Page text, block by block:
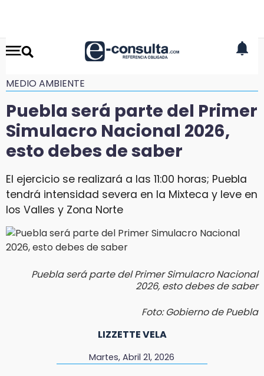
MEDIO AMBIENTE
Puebla será parte del Primer
Simulacro Nacional 2026,
esto debes de saber
El ejercicio se realizará a las 11:00 horas; Puebla
tendrá intensidad severa en la Mixteca y leve en
los Valles y Zona Norte
Puebla será parte del Primer Simulacro Nacional
2026, esto debes de saber
Foto: Gobierno de Puebla
LIZZETTE VELA
Martes, Abril 21, 2026